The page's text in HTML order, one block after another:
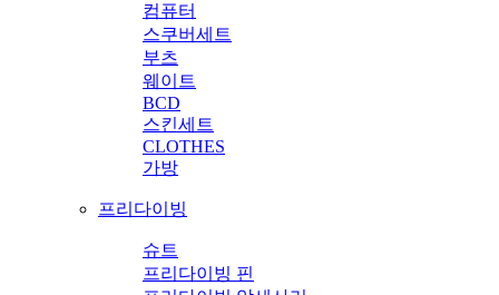
컴퓨터
스쿠버세트
부츠
웨이트
BCD
스킨세트
CLOTHES
가방
프리다이빙
슈트
프리다이빙 핀